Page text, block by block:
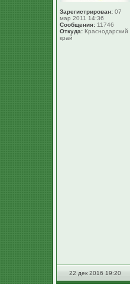
Зарегистрирован: 07
мар 2011 14:36
Сообщения: 11746
Откуда: Краснодарский
край
22 дек 2016 19:20